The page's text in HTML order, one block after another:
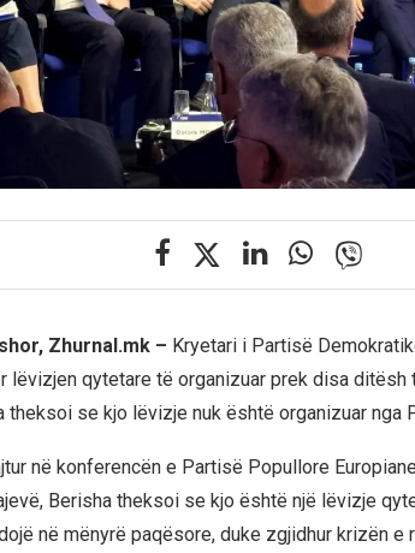
Zhurnal.mk – Kryetari i Partisë
lëvizjen qytetare të organizuar prek disa ditësh
theksoi se kjo lëvizje nuk është organizuar nga
në konferencën e Partisë Popullore
Berisha theksoi se kjo është një lëvizje
në mënyrë paqësore, duke zgjidhur krizën e